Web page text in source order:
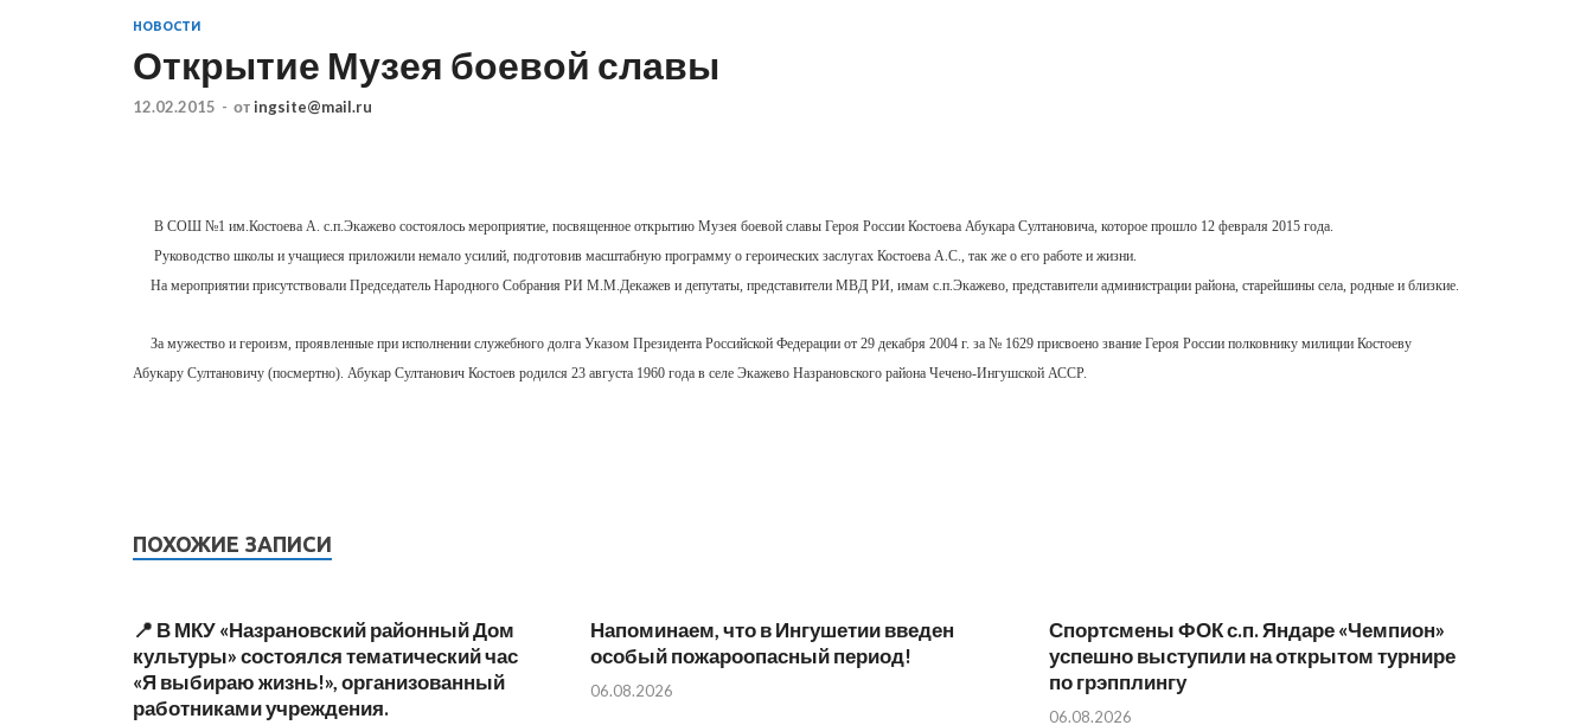
НОВОСТИ
Открытие Музея боевой славы
12.02.2015 - от ingsite@mail.ru
В СОШ №1 им.Костоева А. с.п.Экажево состоялось мероприятие, посвященное открытию Музея боевой славы Героя России Костоева Абукара Султановича, которое прошло 12 февраля 2015 года.
Руководство школы и учащиеся приложили немало усилий, подготовив масштабную программу о героических заслугах Костоева А.С., так же о его работе и жизни.
На мероприятии присутствовали Председатель Народного Собрания РИ М.М.Декажев и депутаты, представители МВД РИ, имам с.п.Экажево, представители администрации района, старейшины села, родные и близкие.
За мужество и героизм, проявленные при исполнении служебного долга Указом Президента Российской Федерации от 29 декабря 2004 г. за № 1629 присвоено звание Героя России полковнику милиции Костоеву
Абукару Султановичу (посмертно). Абукар Султанович Костоев родился 23 августа 1960 года в селе Экажево Назрановского района Чечено-Ингушской АССР.
ПОХОЖИЕ ЗАПИСИ
📍 В МКУ «Назрановский районный Дом
культуры» состоялся тематический час
«Я выбираю жизнь!», организованный
работниками учреждения.
Напоминаем, что в Ингушетии введен
особый пожароопасный период!⁣⁣⠀
06.08.2026
Спортсмены ФОК с.п. Яндаре «Чемпион»
успешно выступили на открытом турнире
по грэпплингу
06.08.2026